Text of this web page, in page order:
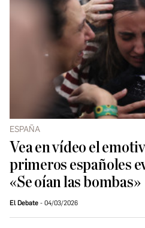
ESPAÑA
Vea en vídeo el
primeros españoles
«Se oían las bombas»
El Debate 04/03/2026